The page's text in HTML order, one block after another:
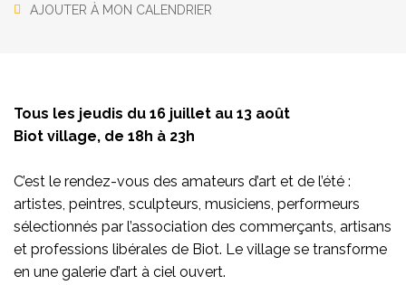
AJOUTER À MON CALENDRIER
Tous les jeudis du 16 juillet au 13 août
Biot village, de 18h à 23h
C’est le rendez-vous des amateurs d’art et de l’été :
artistes, peintres, sculpteurs, musiciens, performeurs
sélectionnés par l’association des commerçants, artisans
et professions libérales de Biot. Le village se transforme
en une galerie d’art à ciel ouvert.